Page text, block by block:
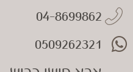
04-8699862
0509262321